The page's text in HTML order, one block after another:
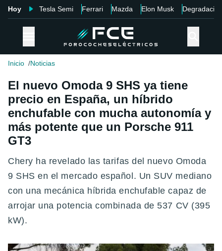
Hoy Tesla Semi Ferrari Mazda Elon Musk Degradación
Inicio Noticias
El nuevo Omoda 9 SHS ya tiene
precio en España, un híbrido
enchufable con mucha autonomía y
más potente que un Porsche 911
GT3
Chery ha revelado las tarifas del nuevo Omoda
9 SHS en el mercado español. Un SUV mediano
con una mecánica híbrida enchufable capaz de
arrojar una potencia combinada de 537 CV (395
kW).